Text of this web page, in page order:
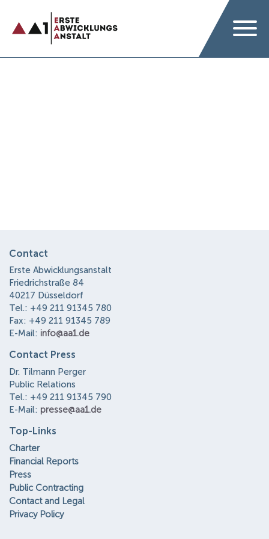
Contact
Erste Abwicklungsanstalt
Friedrichstraße 84
40217 Düsseldorf
Tel.: +49 211 91345 780
Fax: +49 211 91345 789
E-Mail: info@aa1.de
Contact Press
Dr. Tilmann Perger
Public Relations
Tel.: +49 211 91345 790
E-Mail: presse@aa1.de
Top-Links
Charter
Financial Reports
Press
Public Contracting
Contact and Legal
Privacy Policy